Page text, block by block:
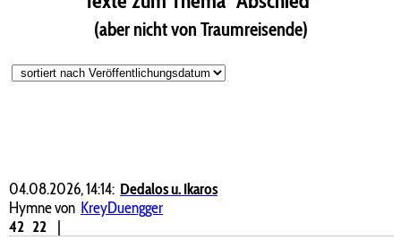
(aber nicht von Traumreisende)
04.08.2026, 14:14: Dedalos u. Ikaros
Hymne von KreyDuengger
42 22
|